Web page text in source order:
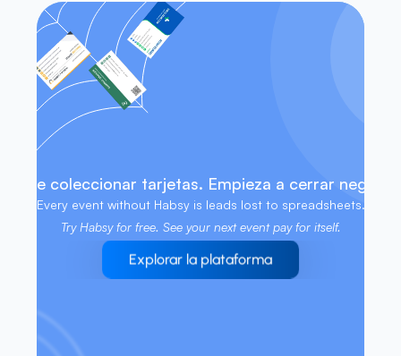
sin conexión a internet?
de coleccionar tarjetas. Empieza a cerrar
Try Habsy for free. See your next event pay for itself.
Explorar la plataforma